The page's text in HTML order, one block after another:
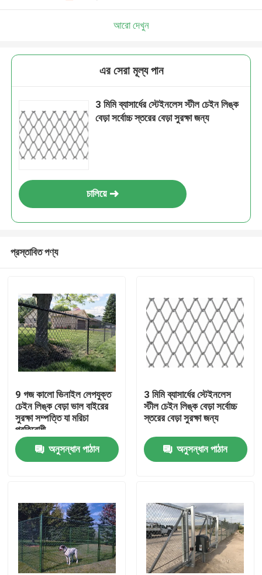
পণ্য
আমাদের সম্বন্ধে
আরো দেখুন
এর সেরা মূল্য পান
3 মিমি ব্যাসার্ধের স্টেইনলেস স্টীল চেইন লিঙ্ক
বেড়া সর্বোচ্চ স্তরের বেড়া সুরক্ষা জন্য
চালিয়ে
প্রস্তাবিত পণ্য
9 গজ কালো ভিনাইল লেপযুক্ত
চেইন লিঙ্ক বেড়া ভাল বাইরের
সুরক্ষা সম্পত্তি যা মরিচা
প্রতিরোধী
অনুসন্ধান পাঠান
3 মিমি ব্যাসার্ধের স্টেইনলেস
স্টীল চেইন লিঙ্ক বেড়া সর্বোচ্চ
স্তরের বেড়া সুরক্ষা জন্য
অনুসন্ধান পাঠান